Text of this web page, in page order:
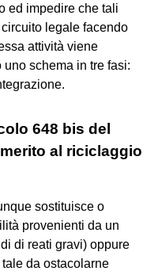
ed impedire che tali
legale facendo
attività viene
schema in tre fasi:
648 bis del
al riciclaggio
sostituisce o
provenienti da un
di reati gravi) oppure
da ostacolarne